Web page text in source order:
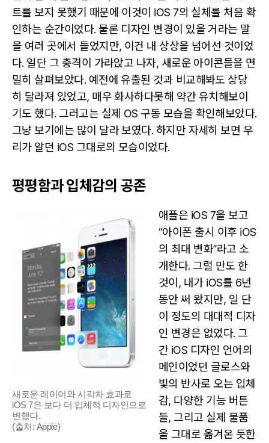
트를 보지 못했기 때문에 이것이 iOS 7의 실체를 처음 확
인하는 순간이었다. 물론 디자인 변경이 있을 거라는 말
을 여러 곳에서 들었지만, 이건 내 상상을 넘어선 것이었
다. 일단 그 충격이 가라앉고 나자, 새로운 아이콘들을 면
밀히 살펴보았다. 예전에 유출된 것과 비교해봐도 상당
히 달라져 있었고, 매우 화사하다못해 약간 유치해보이
기도 했다. 그러고는 실제 OS 구동 모습을 확인해보았다.
그냥 보기에는 많이 달라 보였다. 하지만 자세히 보면 우
리가 알던 iOS 그대로의 모습이었다.
평평함과 입체감의 공존
새로운 레이어와 시각차 효과로
iOS 7은 보다 더 입체적 디자인으로
변했다.
(출처: Apple)
애플은 iOS 7을 보고
“아이폰 출시 이후 iOS
의 최대 변화”라고 소
개한다. 그럴 만도 한
것이, 내가 iOS를 6년
동안 써 왔지만, 일 단
이 정도의 대대적 디자
인 변경은 없었다. 그
간 iOS 디자인 언어의
메인이었던 글로스와
빛의 반사로 오는 입체
감, 다양한 기능 버튼
들, 그리고 실제 물품
을 그대로 옮겨온 듯한